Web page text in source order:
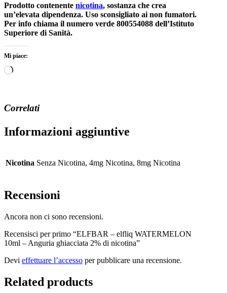
Prodotto contenente nicotina, sostanza che crea
un’elevata dipendenza. Uso sconsigliato ai non fumatori.
Per info chiama il numero verde 800554088 dell’Istituto
Superiore di Sanità.
Mi piace:
Caricamento
Correlati
Informazioni aggiuntive
Nicotina Senza Nicotina, 4mg Nicotina, 8mg Nicotina
Recensioni
Ancora non ci sono recensioni.
Recensisci per primo “ELFBAR – elfliq WATERMELON
10ml – Anguria ghiacciata 2% di nicotina”
Devi effettuare l’accesso per pubblicare una recensione.
Related products